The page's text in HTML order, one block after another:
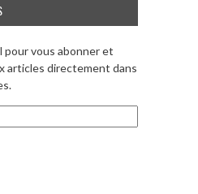
pour vous abonner et
articles directement dans